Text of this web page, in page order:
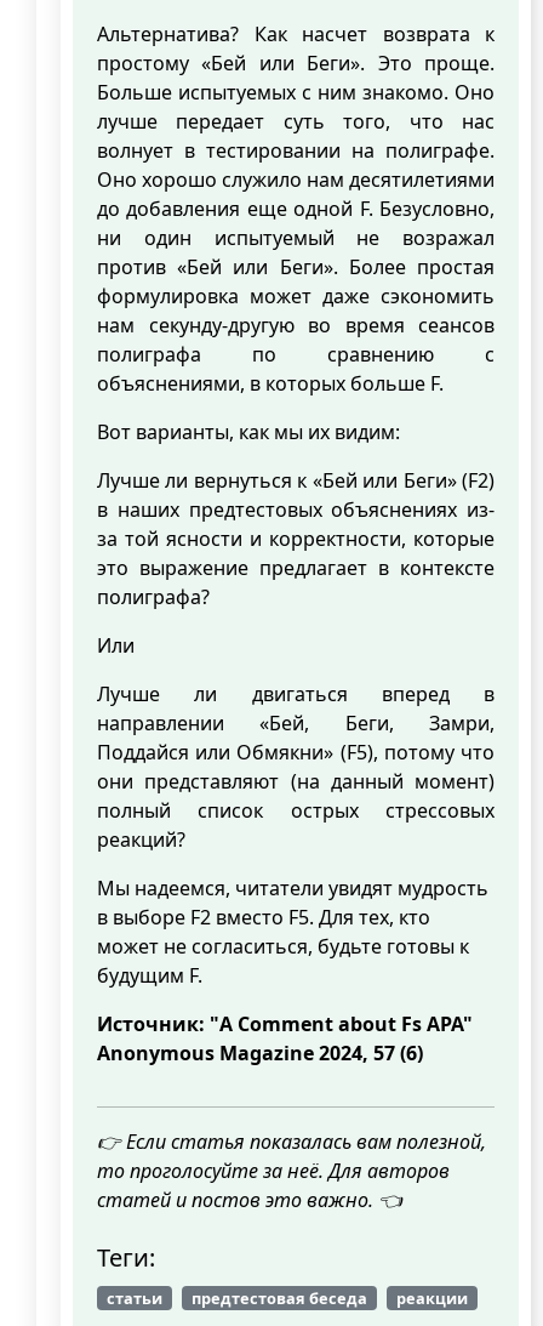
Альтернатива? Как насчет возврата к
простому «Бей или Беги». Это проще.
Больше испытуемых с ним знакомо. Оно
лучше передает суть того, что нас
волнует в тестировании на полиграфе.
Оно хорошо служило нам десятилетиями
до добавления еще одной F. Безусловно,
ни один испытуемый не возражал
против «Бей или Беги». Более простая
формулировка может даже сэкономить
нам секунду-другую во время сеансов
полиграфа по сравнению с
объяснениями, в которых больше F.
Вот варианты, как мы их видим:
Лучше ли вернуться к «Бей или Беги» (F2)
в наших предтестовых объяснениях из-
за той ясности и корректности, которые
это выражение предлагает в контексте
полиграфа?
Или
Лучше ли двигаться вперед в
направлении «Бей, Беги, Замри,
Поддайся или Обмякни» (F5), потому что
они представляют (на данный момент)
полный список острых стрессовых
реакций?
Мы надеемся, читатели увидят мудрость
в выборе F2 вместо F5. Для тех, кто
может не согласиться, будьте готовы к
будущим F.
Источник: "A Comment about Fs APA"
Anonymous Magazine 2024, 57 (6)
👉 Если статья показалась вам полезной,
то проголосуйте за неё. Для авторов
статей и постов это важно. 👈
Теги:
статьи предтестовая беседа реакции